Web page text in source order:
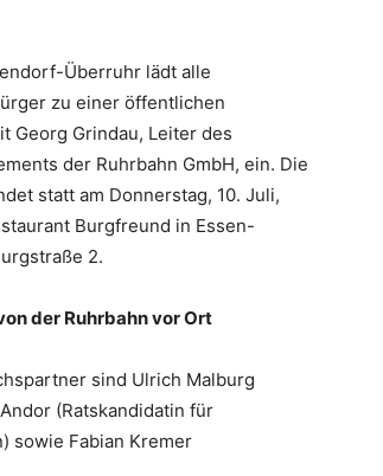
Überruhr lädt alle
zu einer öffentlichen
Georg Grindau, Leiter des
der Ruhrbahn GmbH, ein. Die
statt am Donnerstag, 10. Juli,
Burgfreund in Essen-
2.
der Ruhrbahn vor Ort
sind Ulrich Malburg
(Ratskandidatin für
sowie Fabian Kremer